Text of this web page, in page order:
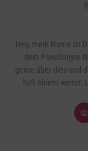
Hey, mein Name ist
dem Pseudonym
gerne über dies und
hilft einem weiter.